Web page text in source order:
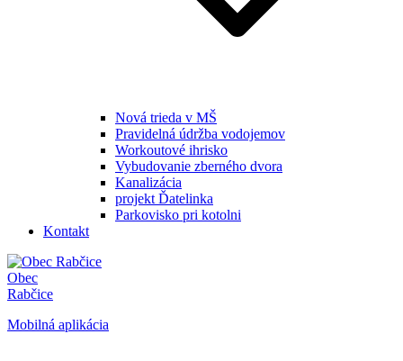
Nová trieda v MŠ
Pravidelná údržba vodojemov
Workoutové ihrisko
Vybudovanie zberného dvora
Kanalizácia
projekt Ďatelinka
Parkovisko pri kotolni
Kontakt
Obec
Rabčice
Mobilná aplikácia